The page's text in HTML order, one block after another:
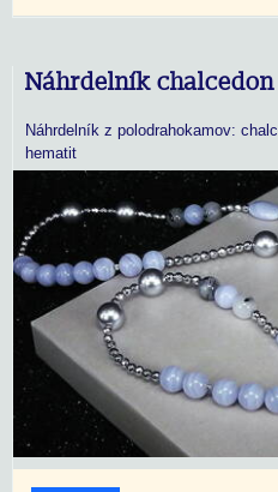
Náhrdelník chalcedon
Náhrdelník z polodrahokamov:
hematit